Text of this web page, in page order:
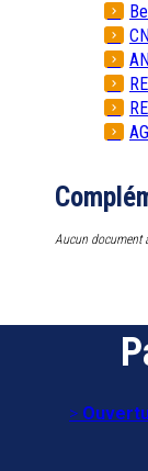
Aucun document